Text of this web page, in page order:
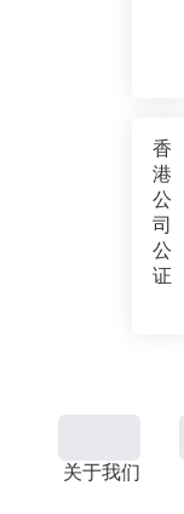
香
港
公
司
公
证
关于我们